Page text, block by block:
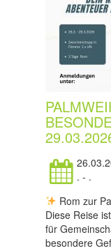
. - .
Rom zur
Diese Reise
für
besondere